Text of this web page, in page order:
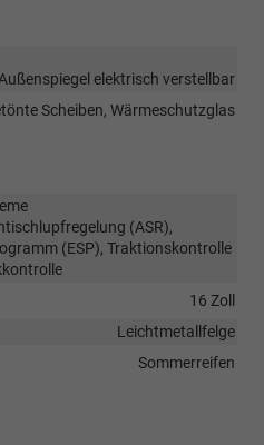
elektrisch verstellbar
Scheiben, Wärmeschutzglas
(ASR),
(ESP), Traktionskontrolle
16 Zoll
Leichtmetallfelge
Sommerreifen